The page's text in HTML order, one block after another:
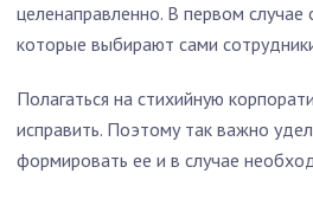
целенаправленно. В первом
которые выбирают сами
Полагаться на стихийную
исправить. Поэтому так важно
формировать ее и в случае